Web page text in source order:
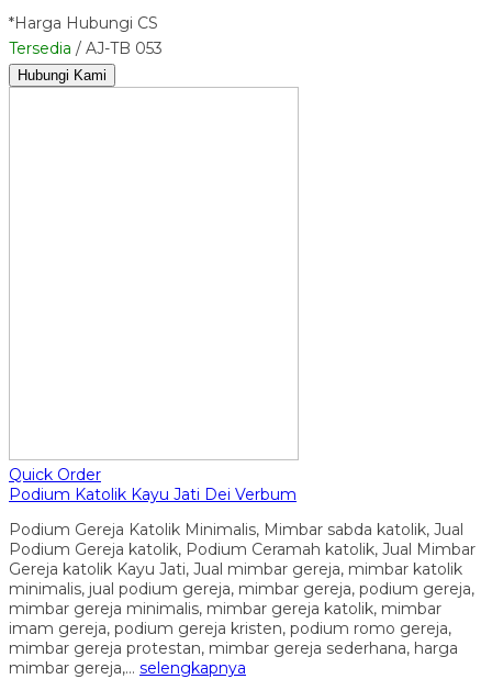
*Harga Hubungi CS
Tersedia / AJ-TB 053
Hubungi Kami
Quick Order
Podium Katolik Kayu Jati Dei Verbum
Podium Gereja Katolik Minimalis, Mimbar sabda katolik, Jual
Podium Gereja katolik, Podium Ceramah katolik, Jual Mimbar
Gereja katolik Kayu Jati, Jual mimbar gereja, mimbar katolik
minimalis, jual podium gereja, mimbar gereja, podium gereja,
mimbar gereja minimalis, mimbar gereja katolik, mimbar
imam gereja, podium gereja kristen, podium romo gereja,
mimbar gereja protestan, mimbar gereja sederhana, harga
mimbar gereja,… selengkapnya